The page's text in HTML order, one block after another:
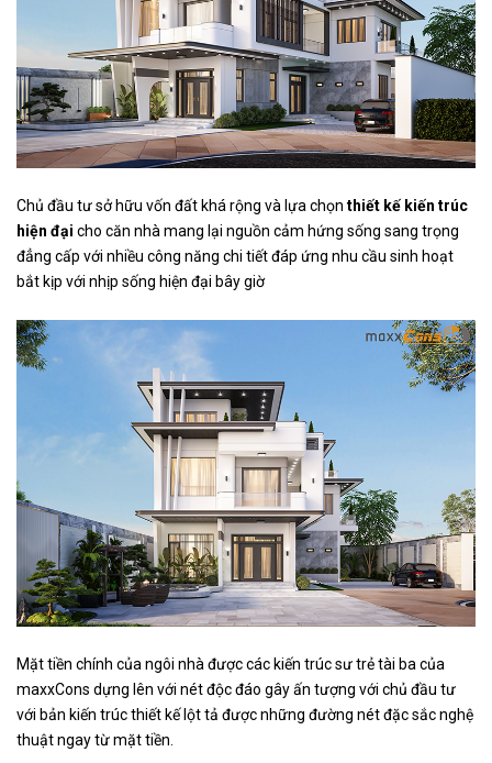
Chủ đầu tư sở hữu vốn đất khá rộng và lựa chọn thiết kế kiến trúc
hiện đại cho căn nhà mang lại nguồn cảm hứng sống sang trọng
đẳng cấp với nhiều công năng chi tiết đáp ứng nhu cầu sinh hoạt
bắt kịp với nhịp sống hiện đại bây giờ
Mặt tiền chính của ngôi nhà được các kiến trúc sư trẻ tài ba của
maxxCons dựng lên với nét độc đáo gây ấn tượng với chủ đầu tư
với bản kiến trúc thiết kế lột tả được những đường nét đặc sắc nghệ
thuật ngay từ mặt tiền.